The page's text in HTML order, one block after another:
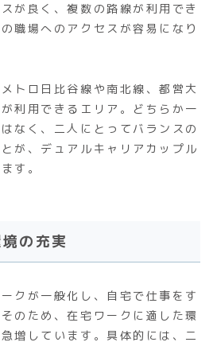
が良く、複数の路線が利用でき
職場へのアクセスが容易になり
トロ日比谷線や南北線、都営大
利用できるエリア。どちらか一
なく、二人にとってバランスの
が、デュアルキャリアカップル
す。
の充実
クが一般化し、自宅で仕事をす
のため、在宅ワークに適した環
増しています。具体的には、二